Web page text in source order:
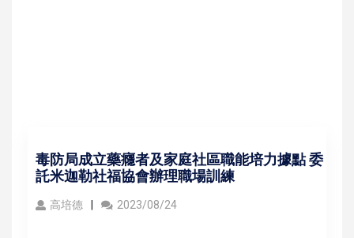
毒防局成立藥癮者及家庭社區職能培力據點 委
託米迦勒社福協會辦理職場訓練
高培德 2023/08/24